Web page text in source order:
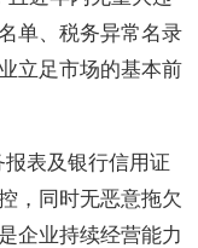
单、税务异常名录
立足市场的基本前
表及银行信用证
，同时无恶意拖欠
企业持续经营能力